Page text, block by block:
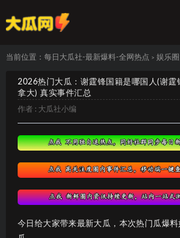
当前位置： 每日大瓜社-最新爆料-全网热点 > 娱乐
2026热门大瓜：谢霆锋国籍是哪国人(谢霆
拿大) 真实事件汇总
作者 : 大瓜社小编
今日给大家带来最新大瓜，本次热门瓜爆